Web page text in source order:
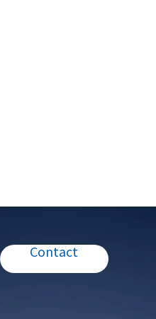
Contact